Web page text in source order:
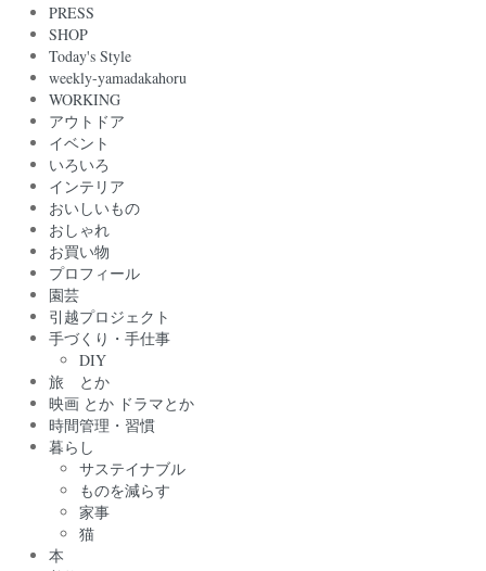
PRESS
SHOP
Today's Style
weekly-yamadakahoru
WORKING
アウトドア
イベント
いろいろ
インテリア
おいしいもの
おしゃれ
お買い物
プロフィール
園芸
引越プロジェクト
手づくり・手仕事
DIY
旅 とか
映画 とか ドラマとか
時間管理・習慣
暮らし
サステイナブル
ものを減らす
家事
猫
本